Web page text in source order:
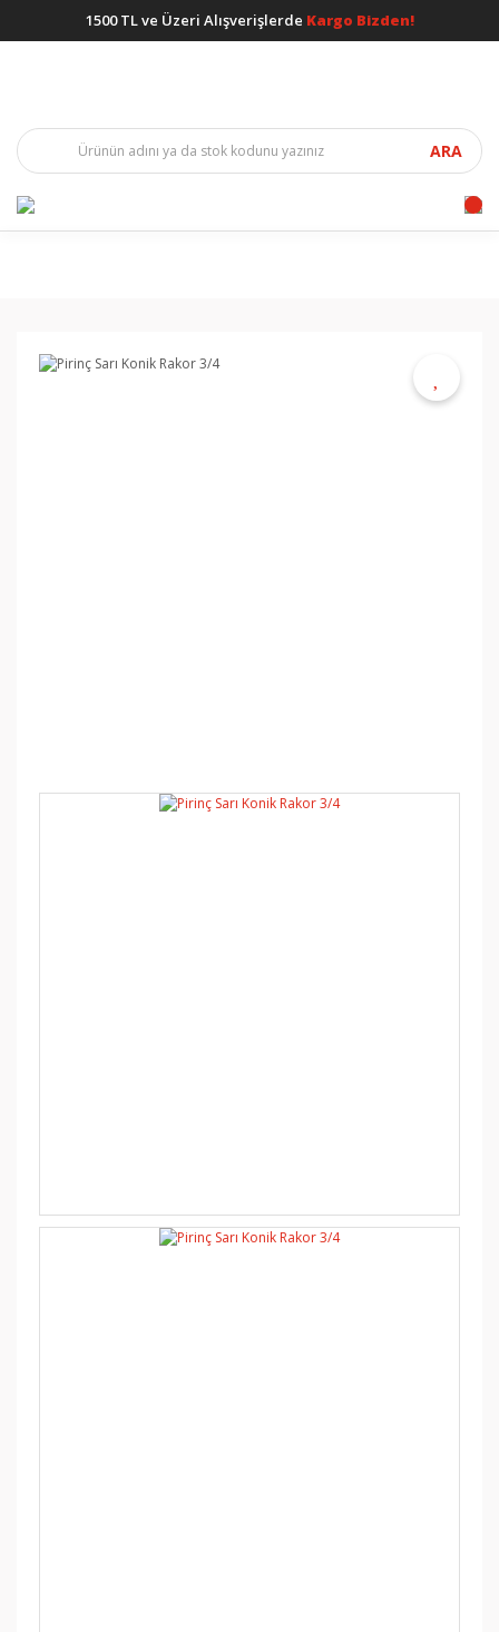
1500 TL ve Üzeri Alışverişlerde Kargo Bizden!
ARA